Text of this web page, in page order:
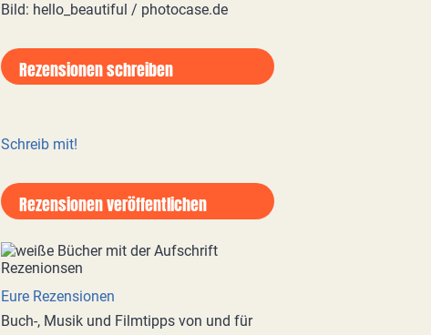
Bild: hello_beautiful / photocase.de
Rezensionen schreiben
Schreib mit!
Rezensionen veröffentlichen
Eure Rezensionen
Buch-, Musik und Filmtipps von und für